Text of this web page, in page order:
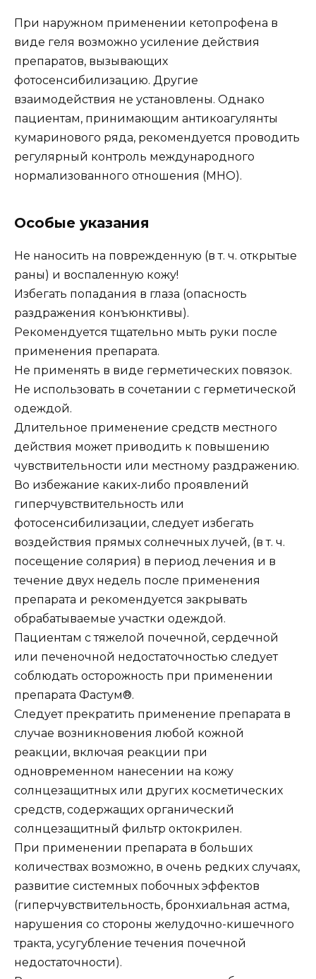
При наружном применении кетопрофена в
виде геля возможно усиление действия
препаратов, вызывающих
фотосенсибилизацию. Другие
взаимодействия не установлены. Однако
пациентам, принимающим антикоагулянты
кумаринового ряда, рекомендуется проводить
регулярный контроль международного
нормализованного отношения (МНО).
Особые указания
Не наносить на поврежденную (в т. ч. открытые
раны) и воспаленную кожу!
Избегать попадания в глаза (опасность
раздражения конъюнктивы).
Рекомендуется тщательно мыть руки после
применения препарата.
Не применять в виде герметических повязок.
Не использовать в сочетании с герметической
одеждой.
Длительное применение средств местного
действия может приводить к повышению
чувствительности или местному раздражению.
Во избежание каких-либо проявлений
гиперчувствительность или
фотосенсибилизации, следует избегать
воздействия прямых солнечных лучей, (в т. ч.
посещение солярия) в период лечения и в
течение двух недель после применения
препарата и рекомендуется закрывать
обрабатываемые участки одеждой.
Пациентам с тяжелой почечной, сердечной
или печеночной недостаточностью следует
соблюдать осторожность при применении
препарата Фастум®.
Следует прекратить применение препарата в
случае возникновения любой кожной
реакции, включая реакции при
одновременном нанесении на кожу
солнцезащитных или других косметических
средств, содержащих органический
солнцезащитный фильтр октокрилен.
При применении препарата в больших
количествах возможно, в очень редких случаях,
развитие системных побочных эффектов
(гиперчувствительность, бронхиальная астма,
нарушения со стороны желудочно-кишечного
тракта, усугубление течения почечной
недостаточности).